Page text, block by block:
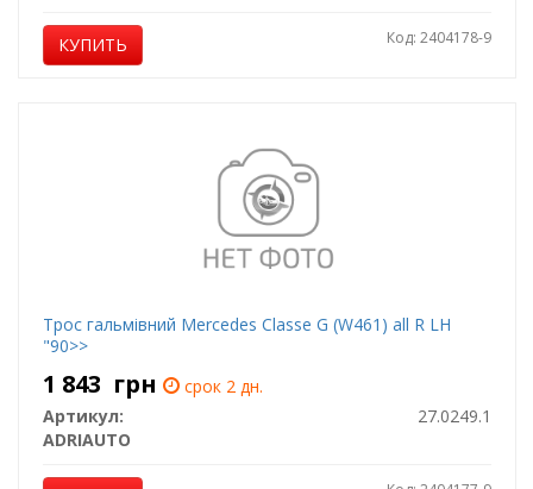
КУПИТЬ Код: 2404178-9
Трос гальмівний Mercedes Classe G (W461) all R LH
"90>>
1 843 грн
срок 2 дн.
Артикул:
27.0249.1
ADRIAUTO